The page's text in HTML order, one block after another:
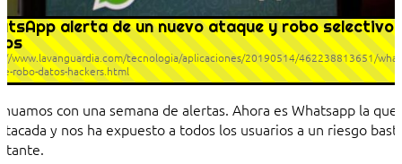
alerta de un nuevo ataque y robo selectivo
www.lavanguardia.com/tecnologia/aplicaciones/20190514/462238813651/
robo-datos-hackers.html
con una semana de alertas. Ahora es Whatsapp la que
y nos ha expuesto a todos los usuarios a un riesgo